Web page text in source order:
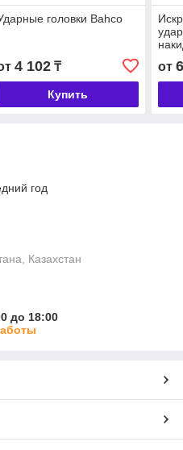
головки Bahco
4 102₸
Купить
от
год
Казахстан
до 18:00